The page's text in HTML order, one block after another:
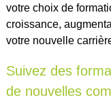
votre choix de
croissance,
votre nouvelle
Suivez des
de nouvelles